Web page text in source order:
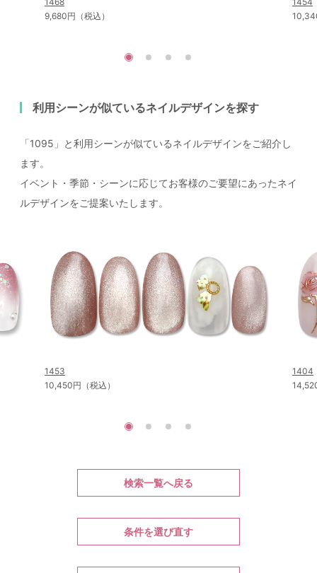
9,680円（税込）
利用シーンが似ているネイルデザインを探す
「1095」と利用シーンが似ているネイルデザインをご紹介し
ます。
イベント・季節・シーンに応じてお客様のご要望にあったネイ
ルデザインをご提案いたします。
1453
10,450円（税込）
1404
検索一覧へ戻る
条件を選び直す